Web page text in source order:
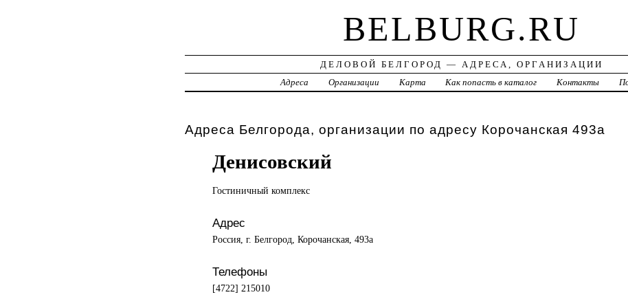
BELBURG.RU
ДЕЛОВОЙ БЕЛГОРОД — АДРЕСА, ОРГАНИЗАЦИИ
Адреса
Организации Карта Как попасть в каталог Контакты
Адреса Белгорода, организации по адресу Корочанская 493а
Денисовский
Гостиничный комплекс
Адрес
Россия, г. Белгород, Корочанская, 493а
Телефоны
[4722] 215010